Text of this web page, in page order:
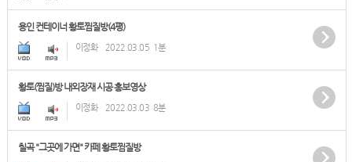
용인 컨테이너 황토찜질방(4평)
이정화 2022.03.05 1분
황토(찜질)방 내외장재 시공 홍보영상
이정화 2022.03.03 8분
칠곡 "그곳에 가면" 카페 황토찜질방